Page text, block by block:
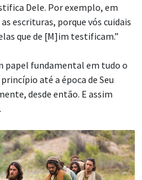
Dele. Por exemplo, em
escrituras, porque vós cuidais
que de [M]im testificam.”
papel fundamental em tudo o
até a época de Seu
desde então. E assim